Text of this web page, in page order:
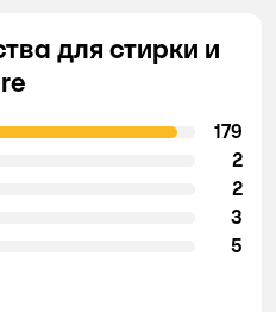
для стирки и
179
2
2
3
5